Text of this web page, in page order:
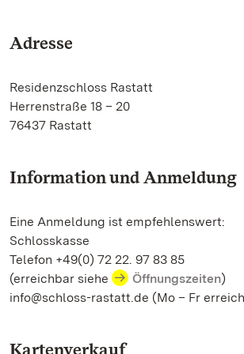
Adresse
Residenzschloss Rastatt
Herrenstraße 18 – 20
76437 Rastatt
Information und Anmeldung
Eine Anmeldung ist empfehlenswert:
Schlosskasse
Telefon +49(0) 72 22. 97 83 85
(erreichbar siehe
Öffnungszeiten)
info@schloss-rastatt.de (Mo – Fr
Kartenverkauf